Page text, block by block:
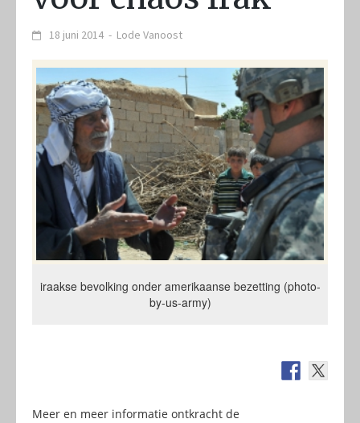
18 juni 2014 - Lode Vanoost
iraakse bevolking onder amerikaanse bezetting (photo-
by-us-army)
Meer en meer informatie ontkracht de